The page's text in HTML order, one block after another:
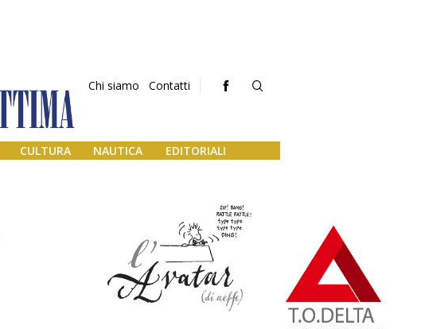
Chi siamo Contatti
CULTURA NAUTICA EDITORIALI